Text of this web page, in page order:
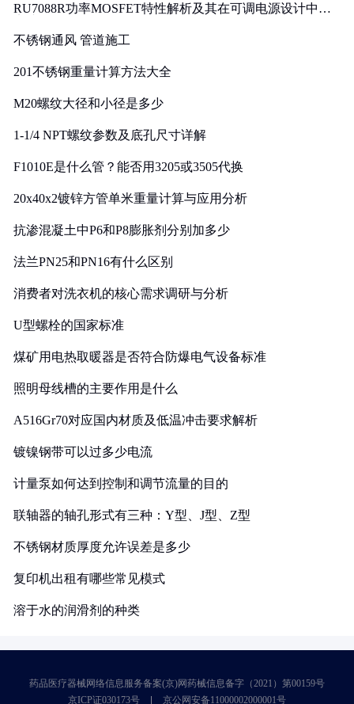
RU7088R功率MOSFET特性解析及其在可调电源设计中的
不锈钢通风 管道施工
201不锈钢重量计算方法大全
M20螺纹大径和小径是多少
1-1/4 NPT螺纹参数及底孔尺寸详解
F1010E是什么管？能否用3205或3505代换
20x40x2镀锌方管单米重量计算与应用分析
抗渗混凝土中P6和P8膨胀剂分别加多少
法兰PN25和PN16有什么区别
消费者对洗衣机的核心需求调研与分析
U型螺栓的国家标准
煤矿用电热取暖器是否符合防爆电气设备标准
照明母线槽的主要作用是什么
A516Gr70对应国内材质及低温冲击要求解析
镀镍钢带可以过多少电流
计量泵如何达到控制和调节流量的目的
联轴器的轴孔形式有三种：Y型、J型、Z型
不锈钢材质厚度允许误差是多少
复印机出租有哪些常见模式
溶于水的润滑剂的种类
药品医疗器械网络信息服务备案(京)网药械信息备字（2021）第00159号
京ICP证030173号
京公网安备11000002000001号